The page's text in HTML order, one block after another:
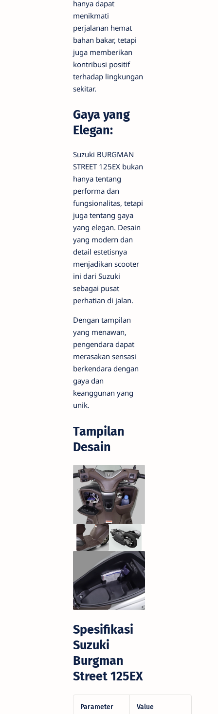
hanya dapat
menikmati
perjalanan hemat
bahan bakar, tetapi
juga memberikan
kontribusi positif
terhadap lingkungan
sekitar.
Gaya yang
Elegan:
Suzuki BURGMAN
STREET 125EX bukan
hanya tentang
performa dan
fungsionalitas, tetapi
juga tentang gaya
yang elegan. Desain
yang modern dan
detail estetisnya
menjadikan scooter
ini dari Suzuki
sebagai pusat
perhatian di jalan.
Dengan tampilan
yang menawan,
pengendara dapat
merasakan sensasi
berkendara dengan
gaya dan
keanggunan yang
unik.
Tampilan
Desain
Spesifikasi
Suzuki
Burgman
Street 125EX
Parameter Value